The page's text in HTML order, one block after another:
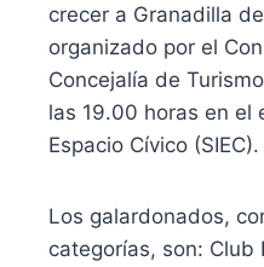
crecer a Granadilla
organizado por el
Concejalía de
las 19.00 horas en el
Espacio Cívico (SIEC).
Los galardonados,
categorías, son: Club